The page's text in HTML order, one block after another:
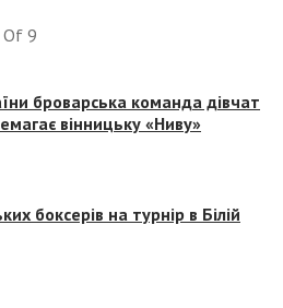
Of 9
броварська команда дівчат
вінницьку «Ниву»
боксерів на турнір в Білій